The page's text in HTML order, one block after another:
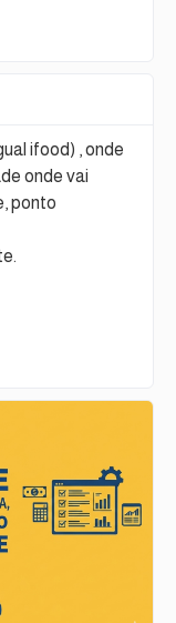
ifood) , onde
onde vai
ponto